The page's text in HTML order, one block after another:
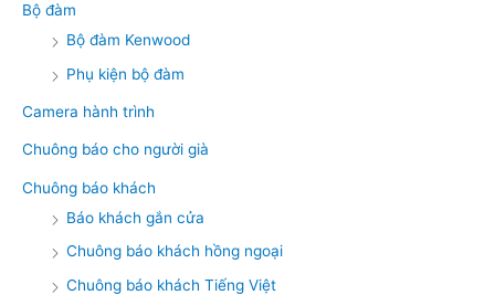
Bộ đàm
Bộ đàm Kenwood
Phụ kiện bộ đàm
Camera hành trình
Chuông báo cho người già
Chuông báo khách
Báo khách gắn cửa
Chuông báo khách hồng ngoại
Chuông báo khách Tiếng Việt